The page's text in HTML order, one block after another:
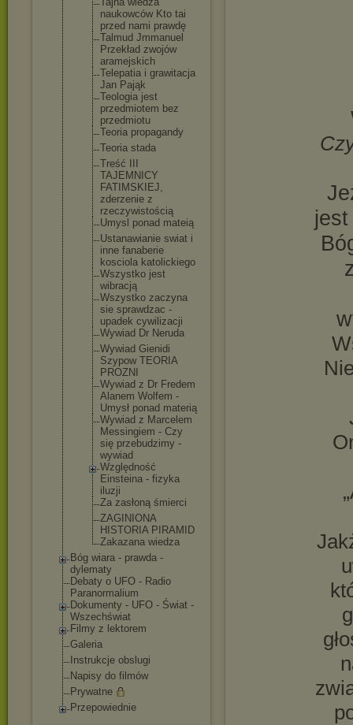
naukowców Kto tai
przed nami prawdę
Talmud Jmmanuel
Przekład zwojów
aramejskich
Telepatia i grawitacja
Jan Pająk
Teologia jest
przedmiotem bez
przedmiotu
Teoria propagandy
Teoria stada
Treść III
TAJEMNICY
FATIMSKIEJ,
zderzenie z
rzeczywistością
Umysl ponad mateią
Ustanawianie swiat i
inne fanaberie
kosciola katolickiego
Wszystko jest
wibracją
Wszystko zaczyna
sie sprawdzac -
upadek cywilizacji
Wywiad Dr Neruda
Wywiad Gienidi
Szypow TEORIA
PROZNI
Wywiad z Dr Fredem
Alanem Wolfem -
Umysł ponad materią
Wywiad z Marcelem
Messingiem - Czy
się przebudzimy -
wywiad
Względność
Einsteina - fizyka
iluzji
Za zasłoną śmierci
ZAGINIONA
HISTORIA PIRAMID
Zakazana wiedza
Bóg wiara - prawda -
dylematy
Debaty o UFO - Radio
Paranormalium
Dokumenty - UFO - Świat -
Wszechświat
Filmy z lektorem
Galeria
Instrukcje obslugi
Napisy do filmów
Prywatne
Przepowiednie